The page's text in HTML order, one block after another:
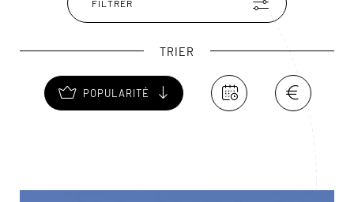
rare d’y croiser des bisons, chacals, élans, coyotes et
, pensez à prendre vos jumelles !
FILTRER
TRIER
POPULARITÉ